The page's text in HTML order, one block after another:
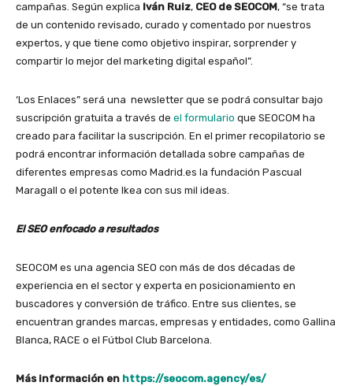
campañas. Según explica Iván Ruiz, CEO de SEOCOM, “se trata
de un contenido revisado, curado y comentado por nuestros
expertos, y que tiene como objetivo inspirar, sorprender y
compartir lo mejor del marketing digital español”.
‘Los Enlaces” será una newsletter que se podrá consultar bajo
suscripción gratuita a través de el formulario que SEOCOM ha
creado para facilitar la suscripción. En el primer recopilatorio se
podrá encontrar información detallada sobre campañas de
diferentes empresas como Madrid.es la fundación Pascual
Maragall o el potente Ikea con sus mil ideas.
El SEO enfocado a resultados
SEOCOM es una agencia SEO con más de dos décadas de
experiencia en el sector y experta en posicionamiento en
buscadores y conversión de tráfico. Entre sus clientes, se
encuentran grandes marcas, empresas y entidades, como Gallina
Blanca, RACE o el Fútbol Club Barcelona.
Más información en https://seocom.agency/es/